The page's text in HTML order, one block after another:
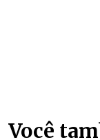
Você